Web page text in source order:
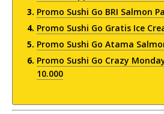
Promo Sushi Go BRI Salmon
Promo Sushi Go Gratis Ice
Promo Sushi Go Atama
Promo Sushi Go Crazy
10.000